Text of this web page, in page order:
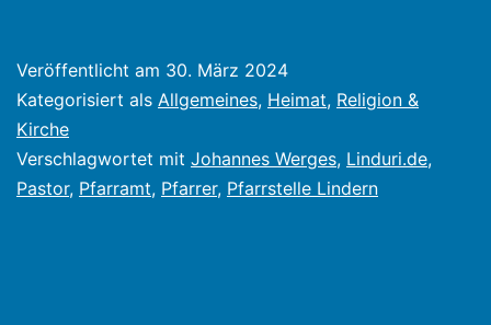
beendet
in
Lindern
Veröffentlicht am 30. März 2024
Kategorisiert als Allgemeines, Heimat, Religion &
Kirche
Verschlagwortet mit Johannes Werges, Linduri.de,
Pastor, Pfarramt, Pfarrer, Pfarrstelle Lindern